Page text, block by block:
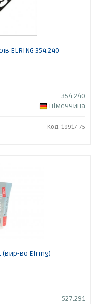
ELRING 354.240
354.240
Німеччина
Код: 19917-75
(вир-во Elring)
527.291